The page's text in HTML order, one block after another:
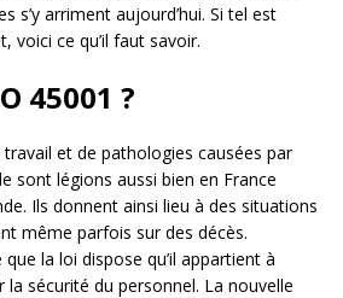
s’y arriment aujourd’hui. Si tel est
voici ce qu’il faut savoir.
45001 ?
travail et de pathologies causées par
sont légions aussi bien en France
Ils donnent ainsi lieu à des situations
même parfois sur des décès.
la loi dispose qu’il appartient à
la sécurité du personnel. La nouvelle